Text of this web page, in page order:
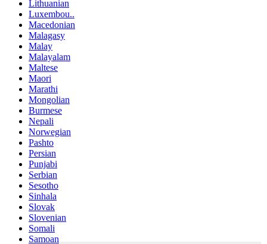
Lithuanian
Luxembou..
Macedonian
Malagasy
Malay
Malayalam
Maltese
Maori
Marathi
Mongolian
Burmese
Nepali
Norwegian
Pashto
Persian
Punjabi
Serbian
Sesotho
Sinhala
Slovak
Slovenian
Somali
Samoan